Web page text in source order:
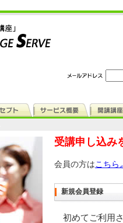
受講申し込み
会員の方はこちら
新規会員登録
初めてご利用